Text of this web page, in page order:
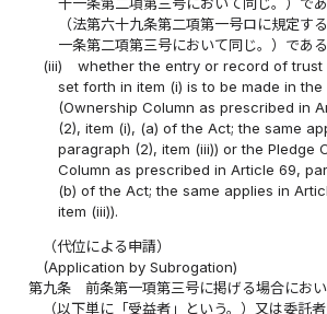
（法第六十九条第二項第一号ロに規定す
一条第二項第三号において同じ。）であ
(iii)
whether the entry or record of
set forth in item (i) is to be made in
(Ownership Column as prescribed in
(2), item (i), (a) of the Act; the same
paragraph (2), item (iii)) or the Pledge
Column as prescribed in Article 69,
(b) of the Act; the same applies in
item (iii)).
（代位による申請）
(Application by Subrogation)
第九条
前条第一項第三号に掲げる場合にお
（以下単に「受益者」という。）又は委託